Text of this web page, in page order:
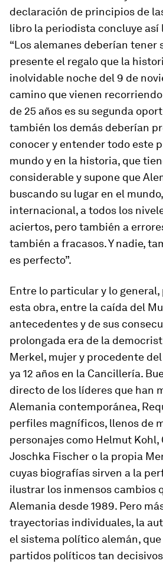
declaración de principios de
libro la periodista concluye
“Los alemanes deberían tener
presente el regalo que la
inolvidable noche del 9 de
camino que vienen
de 25 años es su segunda
también los demás deberían
conocer y entender todo este
mundo y en la historia, que
considerable y supone que
buscando su lugar en el
internacional, a todos los
aciertos, pero también a
también a fracasos. Y nadie,
es perfecto”.
Entre lo particular y lo general,
esta obra, entre la caída del
antecedentes y de sus
prolongada era de la
Merkel, mujer y procedente
ya 12 años en la Cancillería.
directo de los líderes que han
Alemania contemporánea,
perfiles magníficos, llenos de
personajes como Helmut Kohl,
Joschka Fischer o la propia
cuyas biografías sirven a la
ilustrar los inmensos cambios
Alemania desde 1989. Pero
trayectorias individuales, la
el sistema político alemán,
partidos políticos tan